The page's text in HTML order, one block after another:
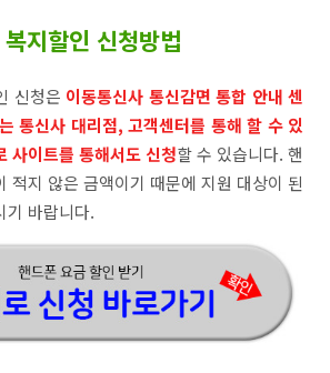
지할인 신청방법
신청은 이동통신사 통신감면 통합 안내 센
통신사 대리점, 고객센터를 통해 할 수 있
사이트를 통해서도 신청할 수 있습니다. 핸
적지 않은 금액이기 때문에 지원 대상이 된
기 바랍니다.